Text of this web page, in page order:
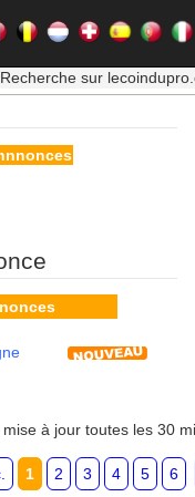
sur
Suisse
mise à jour toutes les 30
1 2 3 4 5 6